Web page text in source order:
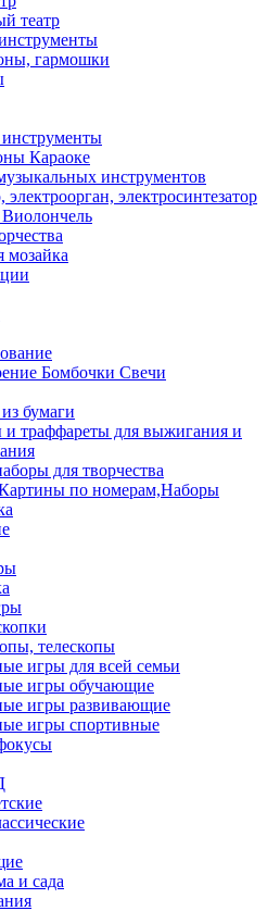
театр
гармошки
Караоке
инструментов
электросинтезатор
мозайка
Бомбочки Свечи
бумаги
траффареты для выжигания и
для творчества
по номерам,Наборы
телескопы
игры для всей семьи
игры обучающие
игры развивающие
игры спортивные
и сада